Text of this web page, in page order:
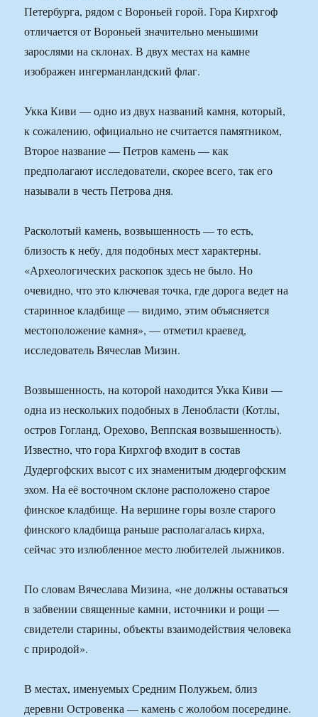
Петербурга, рядом с Вороньей горой. Гора Кирхгоф
отличается от Вороньей значительно меньшими
зарослями на склонах. В двух местах на камне
изображен ингерманландский флаг.
Укка Киви — одно из двух названий камня, который,
к сожалению, официально не считается памятником,
Второе название — Петров камень — как
предполагают исследователи, скорее всего, так его
называли в честь Петрова дня.
Расколотый камень, возвышенность — то есть,
близость к небу, для подобных мест характерны.
«Археологических раскопок здесь не было. Но
очевидно, что это ключевая точка, где дорога ведет на
старинное кладбище — видимо, этим объясняется
местоположение камня», — отметил краевед,
исследователь Вячеслав Мизин.
Возвышенность, на которой находится Укка Киви —
одна из нескольких подобных в Ленобласти (Котлы,
остров Гогланд, Орехово, Веппская возвышенность).
Известно, что гора Кирхгоф входит в состав
Дудергофских высот с их знаменитым дюдергофским
эхом. На её восточном склоне расположено старое
финское кладбище. На вершине горы возле старого
финского кладбища раньше располагалась кирха,
сейчас это излюбленное место любителей лыжников.
По словам Вячеслава Мизина, «не должны оставаться
в забвении священные камни, источники и рощи —
свидетели старины, объекты взаимодействия человека
с природой».
В местах, именуемых Средним Полужьем, близ
деревни Островенка — камень с жолобом посередине.